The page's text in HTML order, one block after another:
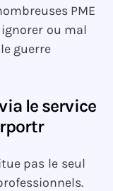
PME
ou mal
guerre
le service
pas le seul